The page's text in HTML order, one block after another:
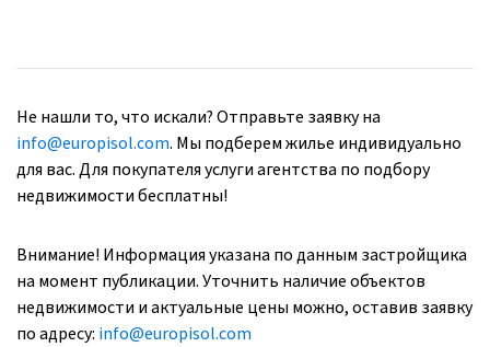
Не нашли то, что искали? Отправьте заявку на
info@europisol.com. Мы подберем жилье индивидуально
для вас. Для покупателя услуги агентства по подбору
недвижимости бесплатны!
Внимание! Информация указана по данным застройщика
на момент публикации. Уточнить наличие объектов
недвижимости и актуальные цены можно, оставив заявку
по адресу: info@europisol.com